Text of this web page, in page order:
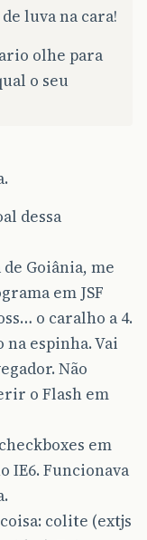
luva na cara!
olhe para
o seu
dessa
Goiânia, me
em JSF
o caralho a 4.
espinha. Vai
Não
o Flash em
em
IE6. Funcionava
colite (extjs